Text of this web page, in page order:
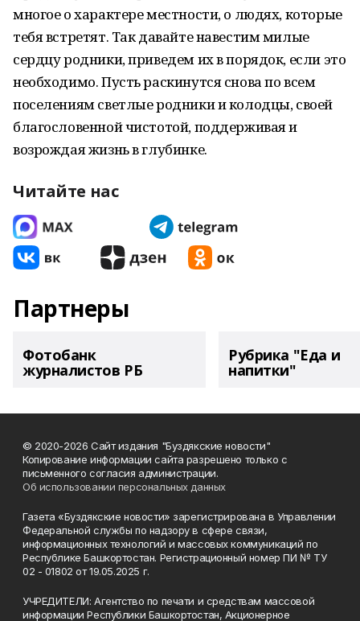
многое о характере местности, о людях, которые
тебя встретят. Так давайте навестим милые
сердцу родники, приведем их в порядок, если это
необходимо. Пусть раскинутся снова по всем
поселениям светлые родники и колодцы, своей
благословенной чистотой, поддерживая и
возрождая жизнь в глубинке.
Читайте нас
Партнеры
Фотобанк
журналистов РБ
Рубрика "Еда и
напитки"
© 2020-2026 Сайт издания "Буздякские новости"
Копирование информации сайта разрешено только с
письменного согласия администрации.
Об использовании персональных данных
Газета «Буздякские новости» зарегистрирована в Управлении
Федеральной службы по надзору в сфере связи,
информационных технологий и массовых коммуникаций по
Республике Башкортостан. Регистрационный номер ПИ № ТУ
02 - 01802 от 19.05.2025 г.
УЧРЕДИТЕЛИ: Агентство по печати и средствам массовой
информации Республики Башкортостан, Акционерное